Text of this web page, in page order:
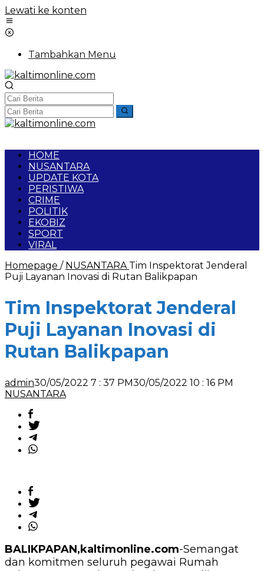
Lewati ke konten
Tambahkan Menu
HOME
NUSANTARA
UPDATE KOTA
PERISTIWA
CRIME
POLITIK
EKOBIZ
SPORT
VIRAL
Homepage / NUSANTARA Tim Inspektorat Jenderal
Puji Layanan Inovasi di Rutan Balikpapan
Tim Inspektorat Jenderal
Puji Layanan Inovasi di
Rutan Balikpapan
admin30/05/2022 7 : 37 PM30/05/2022 10 : 16 PM
NUSANTARA
BALIKPAPAN,kaltimonline.com-Semangat
dan komitmen seluruh pegawai Rumah